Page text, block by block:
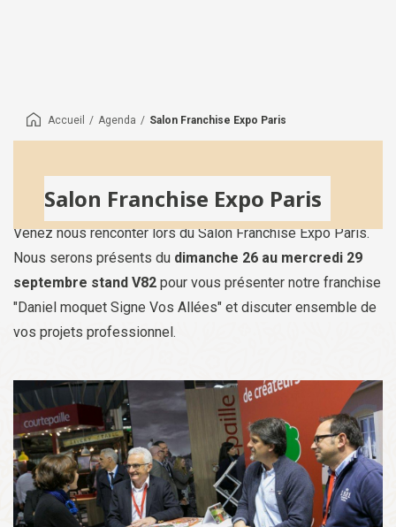
Accueil / Agenda / Salon Franchise Expo Paris
Salon Franchise Expo Paris
Venez nous renconter lors du Salon Franchise Expo Paris.
Nous serons présents du dimanche 26 au mercredi 29
septembre stand V82 pour vous présenter notre franchise
"Daniel moquet Signe Vos Allées" et discuter ensemble de
vos projets professionnel.